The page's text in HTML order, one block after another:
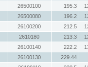
26500100 195.3
26500080 196.2
26100200 212.5
2610180 213.3
26100140 222.2
26100130
229.44